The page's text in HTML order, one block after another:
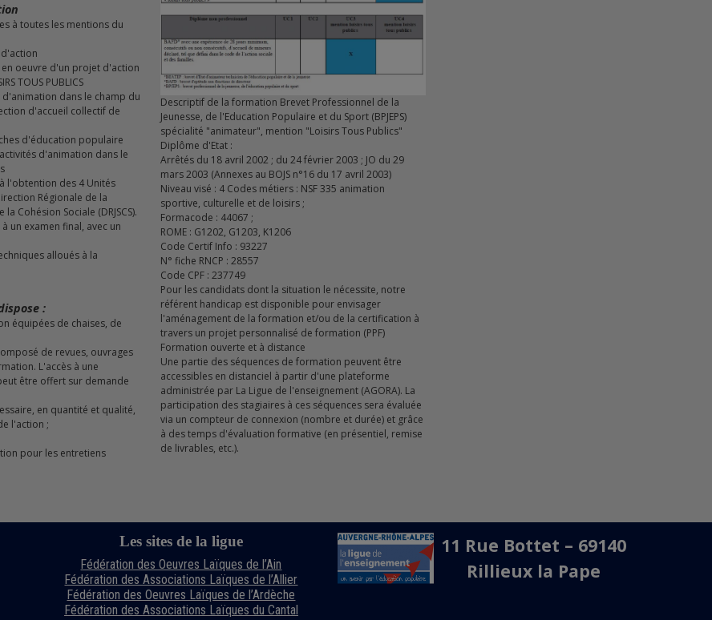
à toutes les mentions du
d'action
en oeuvre d'un projet d'action
TOUS PUBLICS
d'accueil collectif de
d'animation dans le
à l'obtention des 4 Unités
Régionale de la
Cohésion Sociale (DRJSCS).
un examen final, avec un
alloués à la
:
L'accès à une
être offert sur demande
l'action ;
Descriptif de la formation Brevet Professionnel de la
Jeunesse, de l'Education Populaire et du Sport (BPJEPS)
spécialité "animateur", mention "Loisirs Tous Publics"
Diplôme d'Etat :
Arrêtés du 18 avril 2002 ; du 24 février 2003 ; JO du 29
mars 2003 (Annexes au BOJS n°16 du 17 avril 2003)
Niveau visé : 4 Codes métiers : NSF 335 animation
sportive, culturelle et de loisirs ;
Formacode : 44067 ;
ROME : G1202, G1203, K1206
Code Certif Info : 93227
N° fiche RNCP : 28557
Code CPF : 237749
Pour les candidats dont la situation le nécessite, notre
référent handicap est disponible pour envisager
l'aménagement de la formation et/ou de la certification à
travers un projet personnalisé de formation (PPF)
Formation ouverte et à distance
Une partie des séquences de formation peuvent être
accessibles en distanciel à partir d'une plateforme
administrée par La Ligue de l'enseignement (AGORA). La
participation des stagiaires à ces séquences sera évaluée
via un compteur de connexion (nombre et durée) et grâce
à des temps d'évaluation formative (en présentiel, remise
de livrables, etc.).
Les sites de la ligue
11 Rue Bottet – 69140
Rillieux la Pape
Fédération des Oeuvres Laïques de l’Ain
Fédération des Associations Laïques de l’Allier
Fédération des Oeuvres Laïques de l’Ardèche
Fédération des Associations Laïques du Cantal